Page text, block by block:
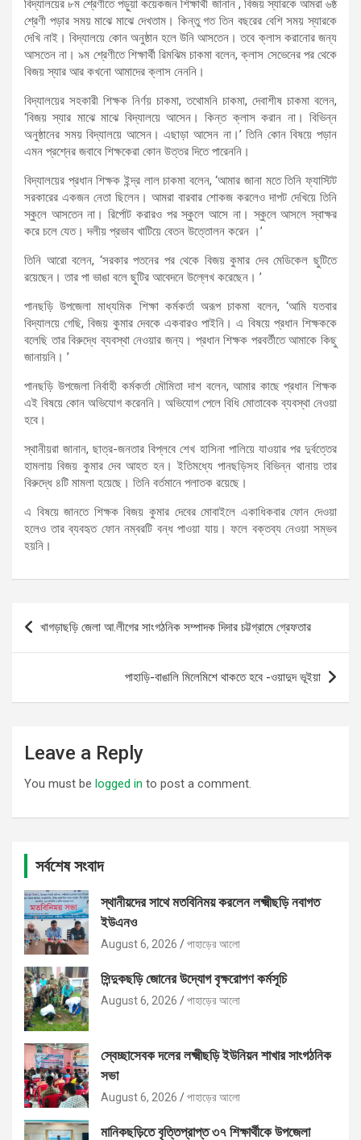
বিদ্যালয়ের ৮ম শ্রেণীতে পড়ুয়া কয়েকজন শিক্ষার্থী জানান , বিজয় স্যারকে আমরা ৬ষ্ঠ
শ্রেণী পড়ার সময় মাঝে মাঝে দেখতাম। কিন্তু গত তিন বছরের বেশি সময় স্যারকে
দেখি নাই। বিদ্যালয়ে কোন অনুষ্ঠান হলে উনি আসতেন। তবে ক্লাস করানোর জন্য
আসতেন না। ৯ম শ্রেণীতে শিক্ষার্থী রিমঝিম চাকমা বলেন, ক্লাস সেভেনের পর থেকে
বিজয় স্যার আর কখনো আমাদের ক্লাস নেননি।
বিদ্যালয়ের সহকারী শিক্ষক নির্ণয় চাকমা, তথোমনি চাকমা, দেবাশীষ চাকমা বলেন,
‌‘বিজয় স্যার মাঝে মাঝে বিদ্যালয়ে আসেন। কিন্ত ক্লাস করান না। বিভিন্ন
অনুষ্ঠানের সময় বিদ্যালয়ে আসেন। এছাড়া আসেন না।’ তিনি কোন বিষয়ে পড়ান
এমন প্রশ্নের জবাবে শিক্ষকেরা কোন উত্তর দিতে পারেননি।
বিদ্যালয়ের প্রধান শিক্ষক ইন্দ্র লাল চাকমা বলেন, ‘আমার জানা মতে তিনি ফ্যাস্টিট
সরকারের একজন নেতা ছিলেন। আমরা বারবার শোকজ করলেও দাপট দেখিয়ে তিনি
স্কুলে আসতেন না। রির্পোট করারও পর স্কুলে আসে না। স্কুলে আসলে স্বাক্ষর
করে চলে যেত। দলীয় প্রভাব খাটিয়ে বেতন উত্তোলন করেন ।’
তিনি আরো বলেন, ‘সরকার পতনের পর থেকে বিজয় কুমার দেব মেডিকেল ছুটিতে
রয়েছেন। তার পা ভাঙা বলে ছুটির আবেদনে উল্লেখ করেছেন। ’
পানছড়ি উপজেলা মাধ্যমিক শিক্ষা কর্মকর্তা অরূপ চাকমা বলেন, ‘আমি যতবার
বিদ্যালয়ে গেছি, বিজয় কুমার দেবকে একবারও পাইনি। এ বিষয়ে প্রধান শিক্ষককে
বলেছি তার বিরুদ্ধে ব্যবস্থা নেওয়ার জন্য। প্রধান শিক্ষক পরবর্তীতে আমাকে কিছু
জানায়নি। ’
পানছড়ি উপজেলা নির্বাহী কর্মকর্তা মৌমিতা দাশ বলেন, আমার কাছে প্রধান শিক্ষক
এই বিষয়ে কোন অভিযোগ করেননি। অভিযোগ পেলে বিধি মোতাবেক ব্যবস্থা নেওয়া
হবে।
স্থানীয়রা জানান, ছাত্র-জনতার বিপ্লবে শেখ হাসিনা পালিয়ে যাওয়ার পর দুর্বত্তের
হামলায় বিজয় কুমার দেব আহত হন। ইতিমধ্যে পানছড়িসহ বিভিন্ন থানায় তার
বিরুদ্ধে ৪টি মামলা হয়েছে। তিনি বর্তমানে পলাতক রয়েছে।
এ বিষয়ে জানতে শিক্ষক বিজয় কুমার দেবের মোবাইলে একাধিকবার ফোন দেওয়া
হলেও তার ব্যবহৃত ফোন নম্বরটি বন্ধ পাওয়া যায়। ফলে বক্তব্য নেওয়া সম্ভব
হয়নি।
Post
navigation
খাগড়াছড়ি জেলা আ.লীগের সাংগঠনিক সম্পাদক দিদার চট্টগ্রামে গ্রেফতার
পাহাড়ি-বাঙালি মিলেমিশে থাকতে হবে -ওয়াদুদ ভূইয়া
Leave a Reply
You must be logged in to post a comment.
সর্বশেষ সংবাদ
স্থানীয়দের সাথে মতবিনিময় করলেন লক্ষ্মীছড়ি নবাগত
ইউএনও
August 6, 2026 পাহাড়ের আলো
সিন্দুকছড়ি জোনের উদ্যোগ বৃক্ষরোপণ কর্মসূচি
August 6, 2026 পাহাড়ের আলো
স্বেচ্ছাসেবক দলের লক্ষ্মীছড়ি ইউনিয়ন শাখার সাংগঠনিক
সভা
August 6, 2026 পাহাড়ের আলো
মানিকছড়িতে বৃত্তিপ্রাপ্ত ৩৭ শিক্ষার্থীকে উপজেলা